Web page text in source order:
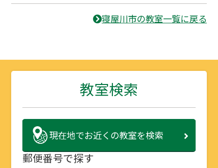
寝屋川市の教室一覧に戻る
教室検索
現在地でお近くの教室を検索
郵便番号で探す